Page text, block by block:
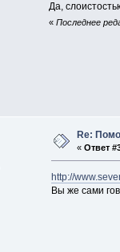
Да,
« Последнее
Re:
«Ответ
http://
Вы же сами